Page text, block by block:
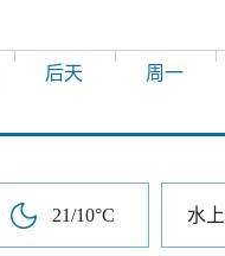
后天 周一
21/10°C 水